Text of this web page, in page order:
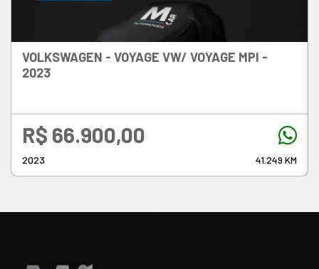
VOLKSWAGEN - VOYAGE VW/ VOYAGE MPI -
2023
R$ 66.900,00
2023 41.249 KM